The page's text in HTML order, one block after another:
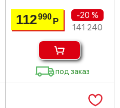
112990 Р
-20 %
141 240
под заказ